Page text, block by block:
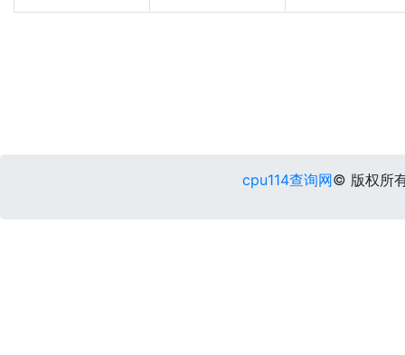
cpu114查询网© 版权所